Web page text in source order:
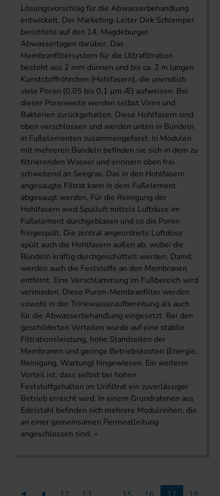
Lösungsvorschlag für die Abwasserbehandlung
entwickelt. Der Marketing-Leiter Dirk Schlemper
berichtete auf den 14. Magdeburger
Abwassertagen darüber. Das
Membranfiltersystem für die Ultrafiltration
besteht aus 2 mm dünnen und bis ca. 2 m langen
Kunststoffröhrchen (Hohlfasern), die unendlich
viele Poren (0,05 bis 0,1 µm Æ) aufweisen. Bei
dieser Porenweite werden selbst Viren und
Bakterien zurückgehalten. Diese Hohlfasern sind
oben verschlossen und werden unten in Bündeln
in Fußelementen zusammengefasst. In Modulen
mit mehreren Bündeln befinden sie sich in dem zu
filtrierenden Wasser und erinnern oben frei
schwebend an Seegras. Das in den Hohlfasern
angesaugte Filtrat kann in dem Fußelement
abgesaugt werden. Für die Reinigung der
Hohlfasern wird Spülluft mittels Luftdüse im
Fußelement durchgeblasen und so die Poren
freigespült. Die zentral angeordnete Luftdüse
spült auch die Hohlfasern außen ab, wobei die
Bündeln kräftig durchgeschüttelt werden. Damit
werden auch die Feststoffe an den Membranen
entfernt. Eine Verschlammung im Fußbereich wird
vermieden. Diese Puron-Membranfilter werden
sowohl in der Trinkwasseraufbereitung als auch
für die Abwasserbehandlung eingesetzt. Bei den
geschilderten Vorteilen wurde auf eine stabile
Filtrationsleistung, hohe Standzeiten der
Membranen und geringe Betriebskosten (Energie,
Reinigung, Wartung) hingewiesen. Ein weiterer
Vorteil ist, dass selbst bei hohen
Feststoffgehalten im Unfiltrat ein zuverlässiger
Betrieb erreicht wird. In einem Grundrahmen aus
Edelstahl befinden sich mehrere Modulreihen, die
an einer gemeinsamen Permeatleitung
angeschlossen sind.